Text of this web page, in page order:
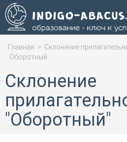
Главная > Склонение
Оборотный
Склонение
"Оборотный"